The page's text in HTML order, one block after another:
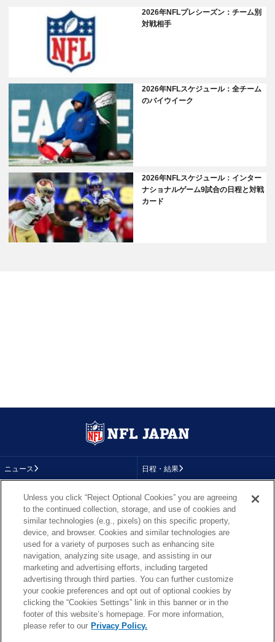
2026年NFLプレシーズン：チーム別
対戦相手
2026年NFLスケジュール：全チーム
のバイウイーク
2026年NFLスケジュール：インター
ナショナルゲーム9試合の日程と対戦
カード
ニュース 日程・結果
コラム テレビ
画像
順位表
選手成績 About NFL
More NFL 特集
TOP お問い合わせ
Unless you click “Reject Optional Cookies” you are agreeing
to the continued collection, storage, and use of cookies and
similar technologies (e.g., pixels) on this specific property,
device, and browser. Cookies and similar technologies are
used for a variety of purposes such as enhancing site
navigation, analyzing site usage, and assisting in our
marketing and advertising efforts, including targeted
advertising through third parties. You can further customize
your cookie preferences and opt out of optional cookies by
clicking the “Cookies Settings” link in this banner or in the
footer of this website’s homepage. For more information,
please refer to our Privacy Policy.